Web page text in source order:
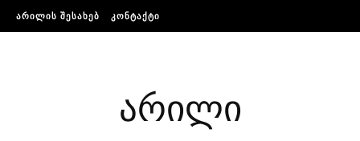
Skip to content
ᲐᲠᲘᲚᲘᲡ ᲨᲔᲡᲐᲮᲔᲑ ᲙᲝᲜᲢᲐᲥᲢᲘ
არილი